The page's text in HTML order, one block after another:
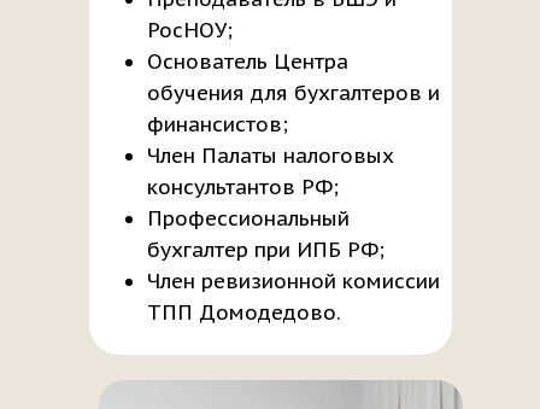
РосНОУ;
Основатель Центра
обучения для бухгалтеров и
финансистов;
Член Палаты налоговых
консультантов РФ;
Профессиональный
бухгалтер при ИПБ РФ;
Член ревизионной комиссии
ТПП Домодедово.